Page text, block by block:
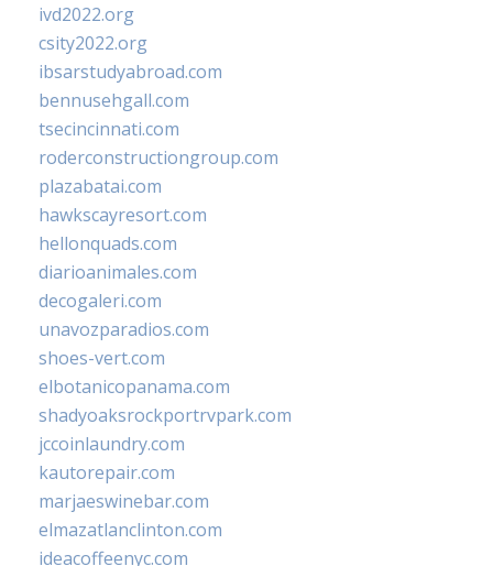
ivd2022.org
csity2022.org
ibsarstudyabroad.com
bennusehgall.com
tsecincinnati.com
roderconstructiongroup.com
plazabatai.com
hawkscayresort.com
hellonquads.com
diarioanimales.com
decogaleri.com
unavozparadios.com
shoes-vert.com
elbotanicopanama.com
shadyoaksrockportrvpark.com
jccoinlaundry.com
kautorepair.com
marjaeswinebar.com
elmazatlanclinton.com
ideacoffeenyc.com